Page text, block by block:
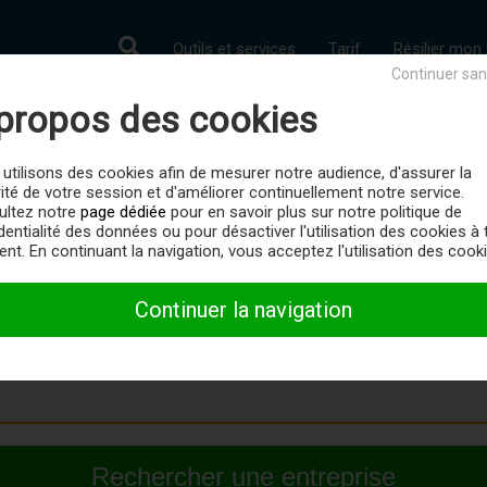
Outils et services Tarif Résilier
et
jardin
) dans la catégorie d'activité : Réparation d'appareils
:
Continuer
des cookies
des cookies afin de mesurer notre audience, d'assurer la
de votre session et d'améliorer continuellement notre service.
notre page dédiée pour en savoir plus sur notre politique de
des données ou pour désactiver l'utilisation des cookies à
En continuant la navigation, vous acceptez l'utilisation des
Continuer la navigation